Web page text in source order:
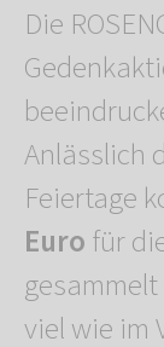
Die
Anlässlich
Feiertage
Eurofür
viel wie im